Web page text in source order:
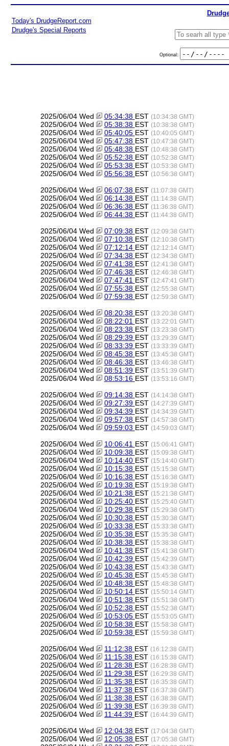
Today's DrudgeReport.com
Drudge's Special Reports
Optional:
2025/06/04 Wed 05:34:38 EST (10:34:38 GMT)
2025/06/04 Wed 05:38:38 EST (10:38:38 GMT)
2025/06/04 Wed 05:40:05 EST (10:40:05 GMT)
2025/06/04 Wed 05:47:38 EST (10:47:38 GMT)
2025/06/04 Wed 05:48:38 EST (10:48:38 GMT)
2025/06/04 Wed 05:52:38 EST (10:52:38 GMT)
2025/06/04 Wed 05:53:38 EST (10:53:38 GMT)
2025/06/04 Wed 05:56:38 EST (10:56:38 GMT)
2025/06/04 Wed 06:07:38 EST (11:07:38 GMT)
2025/06/04 Wed 06:14:38 EST (11:14:38 GMT)
2025/06/04 Wed 06:36:38 EST (11:36:38 GMT)
2025/06/04 Wed 06:44:38 EST (11:44:38 GMT)
2025/06/04 Wed 07:09:38 EST (12:09:38 GMT)
2025/06/04 Wed 07:10:38 EST (12:10:38 GMT)
2025/06/04 Wed 07:12:14 EST (12:12:14 GMT)
2025/06/04 Wed 07:34:38 EST (12:34:38 GMT)
2025/06/04 Wed 07:41:38 EST (12:41:38 GMT)
2025/06/04 Wed 07:46:38 EST (12:46:38 GMT)
2025/06/04 Wed 07:47:41 EST (12:47:41 GMT)
2025/06/04 Wed 07:55:38 EST (12:55:38 GMT)
2025/06/04 Wed 07:59:38 EST (12:59:38 GMT)
2025/06/04 Wed 08:20:38 EST (13:20:38 GMT)
2025/06/04 Wed 08:22:01 EST (13:22:01 GMT)
2025/06/04 Wed 08:23:38 EST (13:23:38 GMT)
2025/06/04 Wed 08:29:39 EST (13:29:39 GMT)
2025/06/04 Wed 08:33:39 EST (13:33:39 GMT)
2025/06/04 Wed 08:45:38 EST (13:45:38 GMT)
2025/06/04 Wed 08:46:38 EST (13:46:38 GMT)
2025/06/04 Wed 08:51:39 EST (13:51:39 GMT)
2025/06/04 Wed 08:53:16 EST (13:53:16 GMT)
2025/06/04 Wed 09:14:38 EST (14:14:38 GMT)
2025/06/04 Wed 09:27:39 EST (14:27:39 GMT)
2025/06/04 Wed 09:34:39 EST (14:34:39 GMT)
2025/06/04 Wed 09:57:38 EST (14:57:38 GMT)
2025/06/04 Wed 09:59:03 EST (14:59:03 GMT)
2025/06/04 Wed 10:06:41 EST (15:06:41 GMT)
2025/06/04 Wed 10:09:38 EST (15:09:38 GMT)
2025/06/04 Wed 10:14:40 EST (15:14:40 GMT)
2025/06/04 Wed 10:15:38 EST (15:15:38 GMT)
2025/06/04 Wed 10:16:38 EST (15:16:38 GMT)
2025/06/04 Wed 10:19:38 EST (15:19:38 GMT)
2025/06/04 Wed 10:21:38 EST (15:21:38 GMT)
2025/06/04 Wed 10:25:40 EST (15:25:40 GMT)
2025/06/04 Wed 10:29:38 EST (15:29:38 GMT)
2025/06/04 Wed 10:30:38 EST (15:30:38 GMT)
2025/06/04 Wed 10:33:38 EST (15:33:38 GMT)
2025/06/04 Wed 10:35:38 EST (15:35:38 GMT)
2025/06/04 Wed 10:38:38 EST (15:38:38 GMT)
2025/06/04 Wed 10:41:38 EST (15:41:38 GMT)
2025/06/04 Wed 10:42:39 EST (15:42:39 GMT)
2025/06/04 Wed 10:43:38 EST (15:43:38 GMT)
2025/06/04 Wed 10:45:38 EST (15:45:38 GMT)
2025/06/04 Wed 10:48:38 EST (15:48:38 GMT)
2025/06/04 Wed 10:50:14 EST (15:50:14 GMT)
2025/06/04 Wed 10:51:38 EST (15:51:38 GMT)
2025/06/04 Wed 10:52:38 EST (15:52:38 GMT)
2025/06/04 Wed 10:53:05 EST (15:53:05 GMT)
2025/06/04 Wed 10:58:38 EST (15:58:38 GMT)
2025/06/04 Wed 10:59:38 EST (15:59:38 GMT)
2025/06/04 Wed 11:12:38 EST (16:12:38 GMT)
2025/06/04 Wed 11:15:38 EST (16:15:38 GMT)
2025/06/04 Wed 11:28:38 EST (16:28:38 GMT)
2025/06/04 Wed 11:29:38 EST (16:29:38 GMT)
2025/06/04 Wed 11:35:38 EST (16:35:38 GMT)
2025/06/04 Wed 11:37:38 EST (16:37:38 GMT)
2025/06/04 Wed 11:38:38 EST (16:38:38 GMT)
2025/06/04 Wed 11:39:38 EST (16:39:38 GMT)
2025/06/04 Wed 11:44:39 EST (16:44:39 GMT)
2025/06/04 Wed 12:04:38 EST (17:04:38 GMT)
2025/06/04 Wed 12:05:38 EST (17:05:38 GMT)